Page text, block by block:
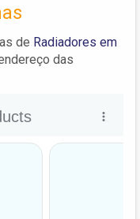
de Radiadores em
das